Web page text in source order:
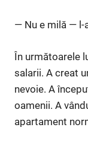
— Nu e milă — l-
În următoarele
salarii. A creat
nevoie. A
oamenii. A
apartament